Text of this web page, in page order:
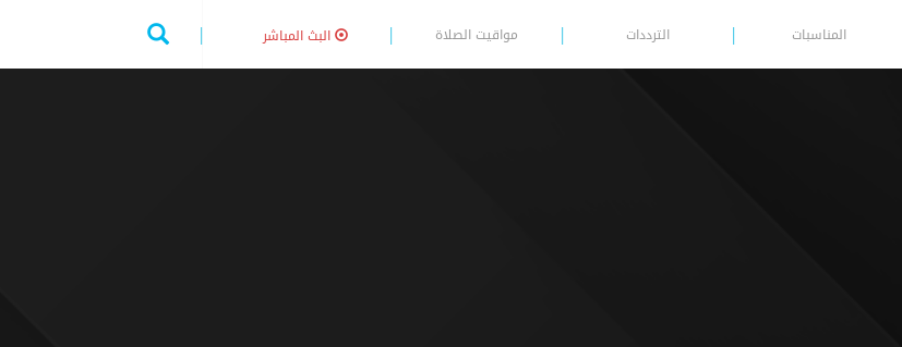
المناسبات الترددات مواقيت الصلاة البث المباشر